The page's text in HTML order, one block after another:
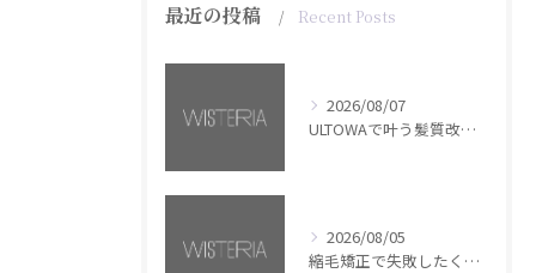
最近の投稿 Recent Posts
2026/08/07
ULTOWAで叶う髪質改善美髪カラー【銀座・美容室WISTERIA】
2026/08/05
縮毛矯正で失敗したくない方へ【銀座・美容室WISTERIA】